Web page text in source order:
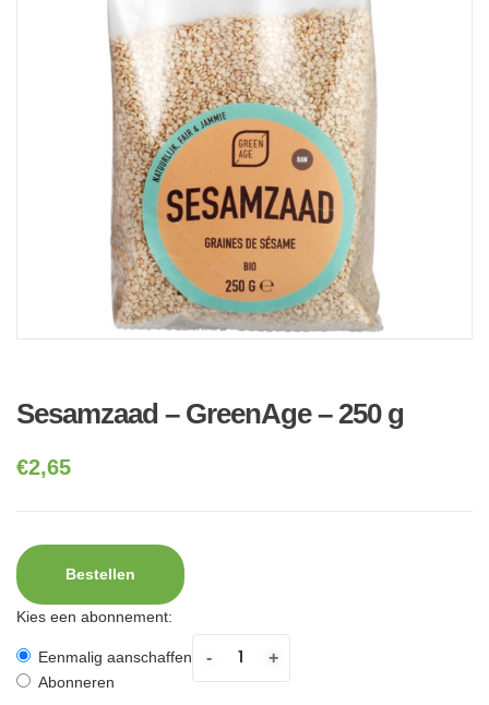
Sesamzaad – GreenAge – 250 g
€2,65
Bestellen
Kies een abonnement:
Eenmalig aanschaffen
Abonneren
- +